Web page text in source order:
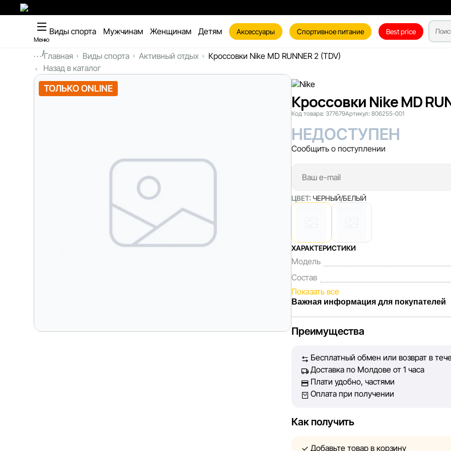
Меню
Виды спорта Мужчинам Женщинам Детям Аксессуары Спортивное питание Best price
...Главная Виды спорта Активный отдых
Кроссовки Nike MD RUNNER 2 (TDV)
Назад в каталог
ТОЛЬКО ONLINE
Кроссовки Nike MD
Код товара: 377679Артикул: 806255-001
НЕДОСТУПЕН
Сообщить о поступлении
ЦВЕТ: ЧЕРНЫЙ/БЕЛЫЙ
ХАРАКТЕРИСТИКИ
Модель
Состав
Показать все
Важная информация для покупателей
Мы, команда сети магазинов Sportlandia,
Каждый день мы работаем над тем, чтобы
Наша цель — обеспечить вас
принять лучшее решение о покупке.
Однако, несмотря на постоянный
технических ошибок или сбоев. Мы также
быть размещены на нашем сайте.
Преимущества
Бесплатный обмен или возврат в
Доставка по Молдове от 1 часа
Плати удобно, частями
Оплата при получении
Как получить
Добавьте товар в корзину